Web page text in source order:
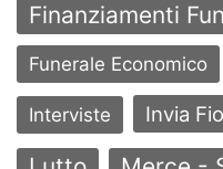
Finanziamenti
Funerale Economico
Interviste Invia